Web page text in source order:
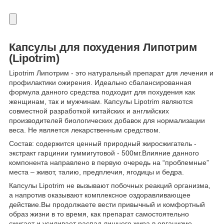
Капсулы для похудения Липотрим
(Lipotrim)
Lipotrim Липотрим - это натуральный препарат для лечения и
профилактики ожирения. Идеально сбалансированная
формула данного средства подходит для похудения как
женщинам, так и мужчинам. Капсулы Lipotrim являются
совместной разработкой китайских и английских
производителей биологических добавок для нормализации
веса. Не является лекарственным средством.
Состав: содержится ценный природный жиросжигатель -
экстракт гарцинии гуммигутовой - 500мг.Влияние данного
компонента направлено в первую очередь на “проблемные”
места – живот, талию, предплечия, ягодицы и бедра.
Капсулы Lipotrim не вызывают побочных реакций организма,
а напротив оказывают комплексное оздоравливающее
действие.Вы продолжаете вести привычный и комфортный
образ жизни в то время, как препарат самостоятельно